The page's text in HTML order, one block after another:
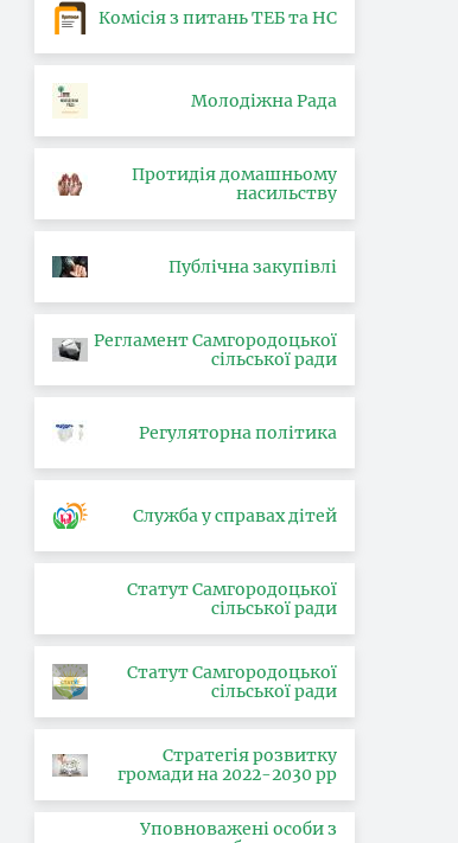
Комісія з питань ТЕБ та НС
Молодіжна Рада
Протидія домашньому
насильству
Публічна закупівлі
Регламент Самгородоцької
сільської ради
Регуляторна політика
Служба у справах дітей
Статут Самгородоцької
сільської ради
Статут Самгородоцької
сільської ради
Стратегія розвитку
громади на 2022-2030 рр
Уповноважені особи з